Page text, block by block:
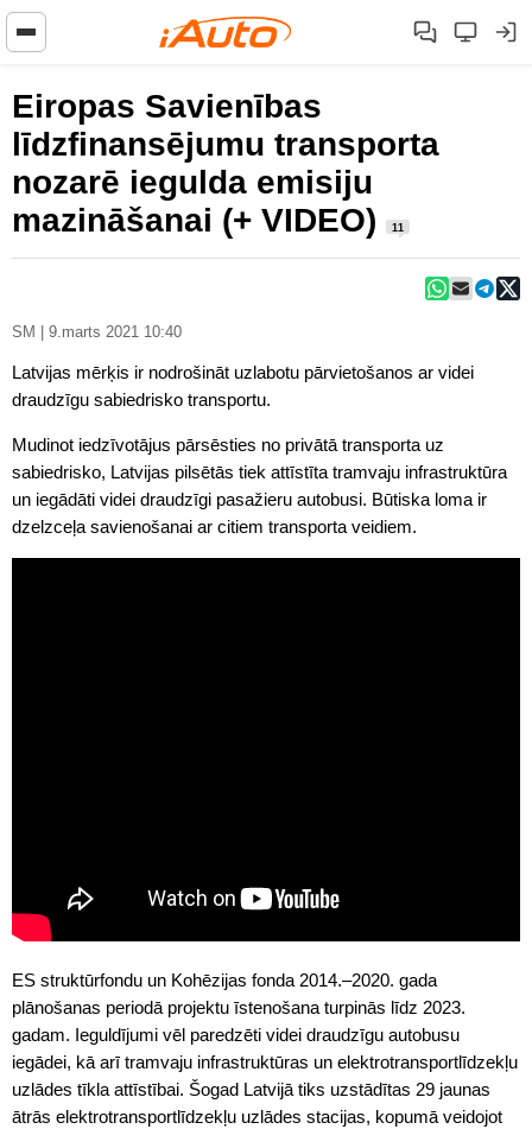
Eiropas Savienības
līdzfinansējumu transporta
nozarē iegulda emisiju
mazināšanai (+ VIDEO)
11
SM | 9.marts 2021 10:40
Latvijas mērķis ir nodrošināt uzlabotu pārvietošanos ar videi
draudzīgu sabiedrisko transportu.
Mudinot iedzīvotājus pārsēsties no privātā transporta uz
sabiedrisko, Latvijas pilsētās tiek attīstīta tramvaju infrastruktūra
un iegādāti videi draudzīgi pasažieru autobusi. Būtiska loma ir
dzelzceļa savienošanai ar citiem transporta veidiem.
ES struktūrfondu un Kohēzijas fonda 2014.–2020. gada
plānošanas periodā projektu īstenošana turpinās līdz 2023.
gadam. Ieguldījumi vēl paredzēti videi draudzīgu autobusu
iegādei, kā arī tramvaju infrastruktūras un elektro­transportlīdzekļu
uzlādes tīkla attīstībai. Šogad Latvijā tiks uzstādītas 29 jaunas
ātrās elektrotransportlīdzekļu uzlādes stacijas, kopumā veidojot